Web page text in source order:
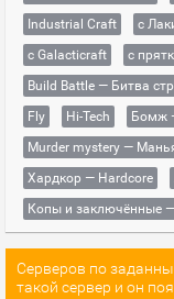
Industrial Craft
с
с Galacticraft
с
Build Battle — Битва
Fly
Hi-Tech
Бомж
Murder mystery —
Хардкор — Hardcore
Копы и заключённые
Серверов по
такой сервер и он